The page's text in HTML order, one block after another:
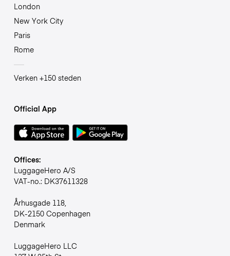
London
New York City
Paris
Rome
Verken +150 steden
Official App
Offices:
LuggageHero A/S
VAT-no.: DK37611328
Århusgade 118,
DK-2150 Copenhagen
Denmark
LuggageHero LLC